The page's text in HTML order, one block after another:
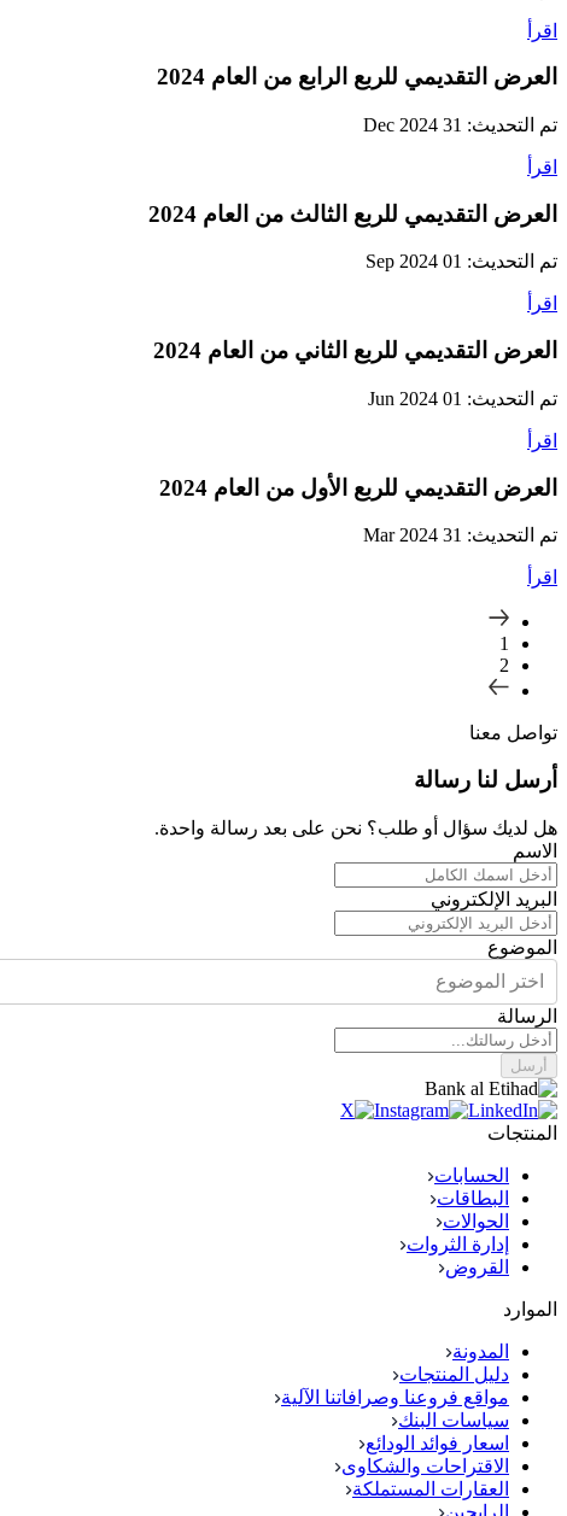
اقرأ
العرض التقديمي للربع الرابع من العام 2024
تم التحديث: 31 Dec 2024
اقرأ
العرض التقديمي للربع الثالث من العام 2024
تم التحديث: 01 Sep 2024
اقرأ
العرض التقديمي للربع الثاني من العام 2024
تم التحديث: 01 Jun 2024
اقرأ
العرض التقديمي للربع الأول من العام 2024
تم التحديث: 31 Mar 2024
اقرأ
1
2
تواصل معنا
أرسل لنا رسالة
هل لديك سؤال أو طلب؟ نحن على بعد رسالة واحدة.
الاسم
البريد الإلكتروني
الموضوع
اختر الموضوع
الرسالة
أرسل
المنتجات
الحسابات
البطاقات
الحوالات
إدارة الثروات
القروض
الموارد
المدونة
دليل المنتجات
مواقع فروعنا وصرافاتنا الآلية
سياسات البنك
اسعار فوائد الودائع
الاقتراحات والشكاوى
العقارات المستملكة
الرابحين